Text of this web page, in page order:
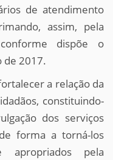
de atendimento
assim, pela
dispõe o
de 2017.
a relação da
constituindo-
dos serviços
forma a torná-los
apropriados pela